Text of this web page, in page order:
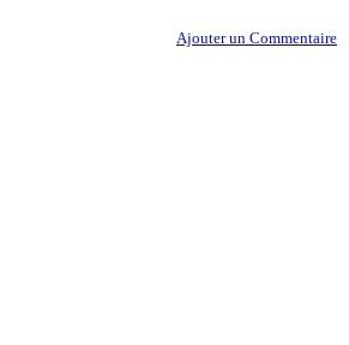
Ajouter un Commentaire